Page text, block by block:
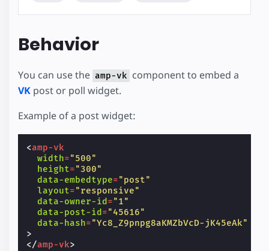
Behavior
You can use the amp-vk component to embed a
VK post or poll widget.
Example of a post widget:
<amp-vk
width="500"
height="300"
data-embedtype="post"
layout="responsive"
data-owner-id ="1"
data-post-id ="45616"
data-hash="Yc8_Z9pnpg8aKMZbVcD-jK45eAk"
>
</amp-vk>